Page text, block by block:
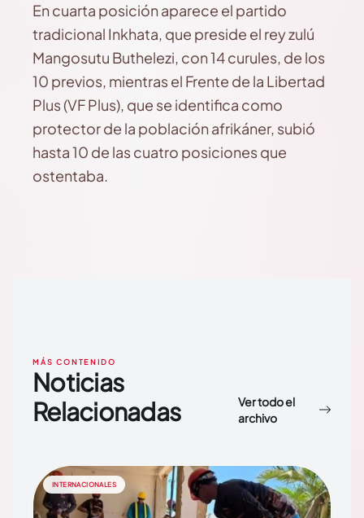
En cuarta posición aparece el partido
tradicional Inkhata, que preside el rey zulú
Mangosutu Buthelezi, con 14 curules, de los
10 previos, mientras el Frente de la Libertad
Plus (VF Plus), que se identifica como
protector de la población afrikáner, subió
hasta 10 de las cuatro posiciones que
ostentaba.
MÁS CONTENIDO
Noticias
Relacionadas
Ver todo el
archivo
INTERNACIONALES